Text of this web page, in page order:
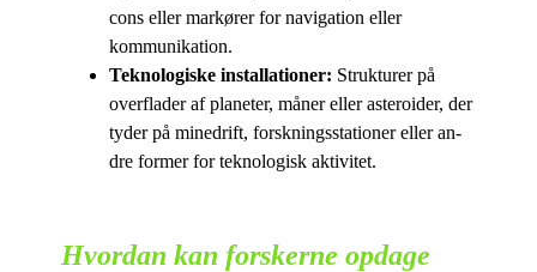
cons el­ler mar­kø­rer for navi­ga­tion el­ler
kommunikation.
Tek­no­lo­gi­ske in­stal­la­tio­ner: Struk­tu­rer på
over­fla­der af pla­ne­ter, må­ner el­ler aste­roi­der, der
ty­der på mi­ne­drift, forsk­nings­sta­tio­ner el­ler an­
dre for­mer for tek­no­lo­gisk aktivitet.
Hvordan kan forskerne opdage